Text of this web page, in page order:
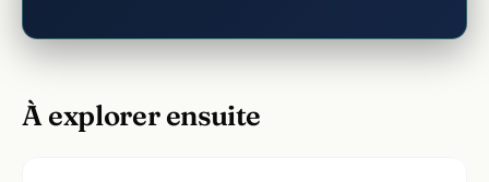
À explorer ensuite